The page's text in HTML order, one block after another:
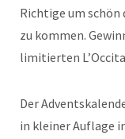
Richtige um
zu kommen.
limitierten
Der
in kleiner Auflage